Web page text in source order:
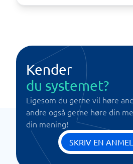
Kender
du systemet?
Ligesom du gerne vil høre
andre også gerne høre din
din mening!
SKRIV EN